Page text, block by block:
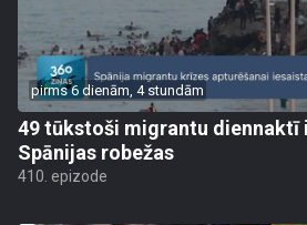
pirms 6 dienām, 4 stundām
49 tūkstoši migrantu diennaktī
Spānijas robežas
410. epizode